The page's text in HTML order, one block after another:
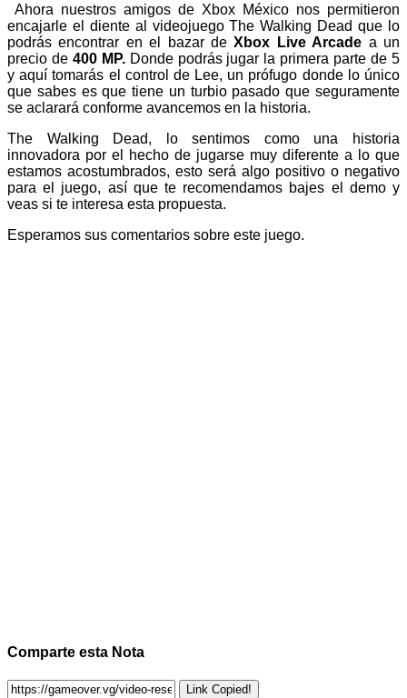
Ahora nuestros amigos de Xbox México nos permitieron
encajarle el diente al videojuego The Walking Dead que lo
podrás encontrar en el bazar deXbox Live Arcade a un
precio de400 MP.Donde podrás jugar la primera parte de 5
y aquí tomarás el control de Lee, un prófugo donde lo único
que sabes es que tiene un turbio pasado que seguramente
se aclarará conforme avancemos en la historia.
The Walking Dead, lo sentimos como una historia
innovadora por el hecho de jugarse muy diferente a lo que
estamos acostumbrados, esto será algo positivo o negativo
para el juego, así que te recomendamos bajes el demo y
veas si te interesa esta propuesta.
Esperamos sus comentarios sobre este juego.
Comparte esta Nota
Link Copied!